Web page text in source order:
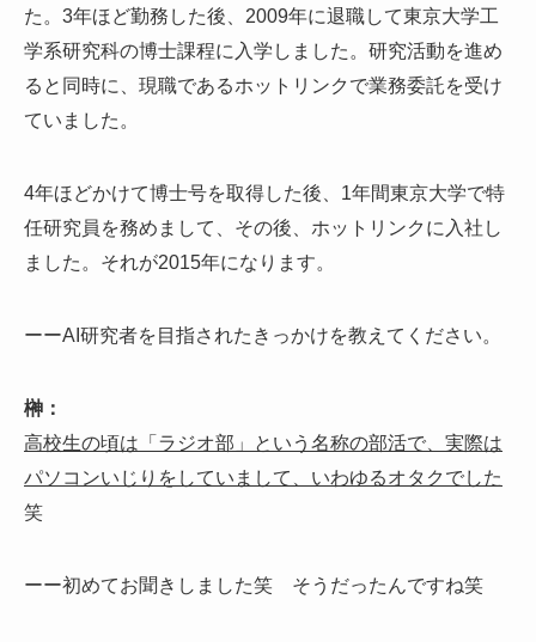
た。3年ほど勤務した後、2009年に退職して東京大学工
学系研究科の博士課程に入学しました。研究活動を進め
ると同時に、現職であるホットリンクで業務委託を受け
ていました。
4年ほどかけて博士号を取得した後、1年間東京大学で特
任研究員を務めまして、その後、ホットリンクに入社し
ました。それが2015年になります。
ーーAI研究者を目指されたきっかけを教えてください。
榊：
高校生の頃は「ラジオ部」という名称の部活で、実際は
パソコンいじりをしていまして、いわゆるオタクでした
笑
ーー初めてお聞きしました笑 そうだったんですね笑